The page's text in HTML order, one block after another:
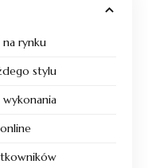
na rynku
stylu
wykonania